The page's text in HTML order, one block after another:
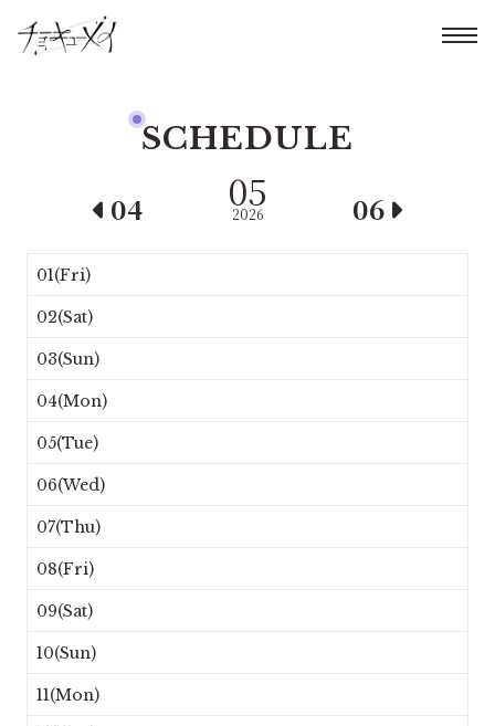
SCHEDULE
05
2026
04 06
01(Fri)
02(Sat)
03(Sun)
04(Mon)
05(Tue)
06(Wed)
07(Thu)
08(Fri)
09(Sat)
10(Sun)
11(Mon)